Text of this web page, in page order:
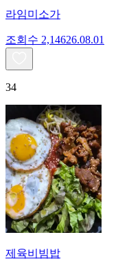
라임미소가
조회수 2,14626.08.01
34
제육비빔밥